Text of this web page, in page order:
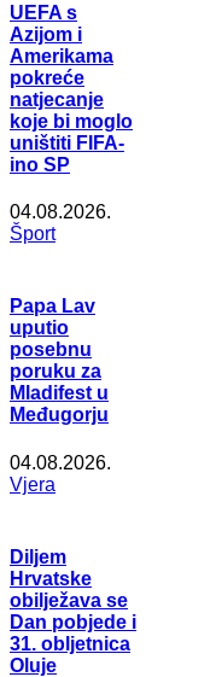
UEFA s
Azijom i
Amerikama
pokreće
natjecanje
koje bi moglo
uništiti FIFA-
ino SP
04.08.2026.
Šport
Papa Lav
uputio
posebnu
poruku za
Mladifest u
Međugorju
04.08.2026.
Vjera
Diljem
Hrvatske
obilježava se
Dan pobjede i
31. obljetnica
Oluje